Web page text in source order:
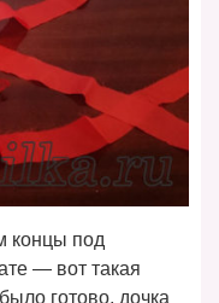
концы под
— вот такая
готово, дочка